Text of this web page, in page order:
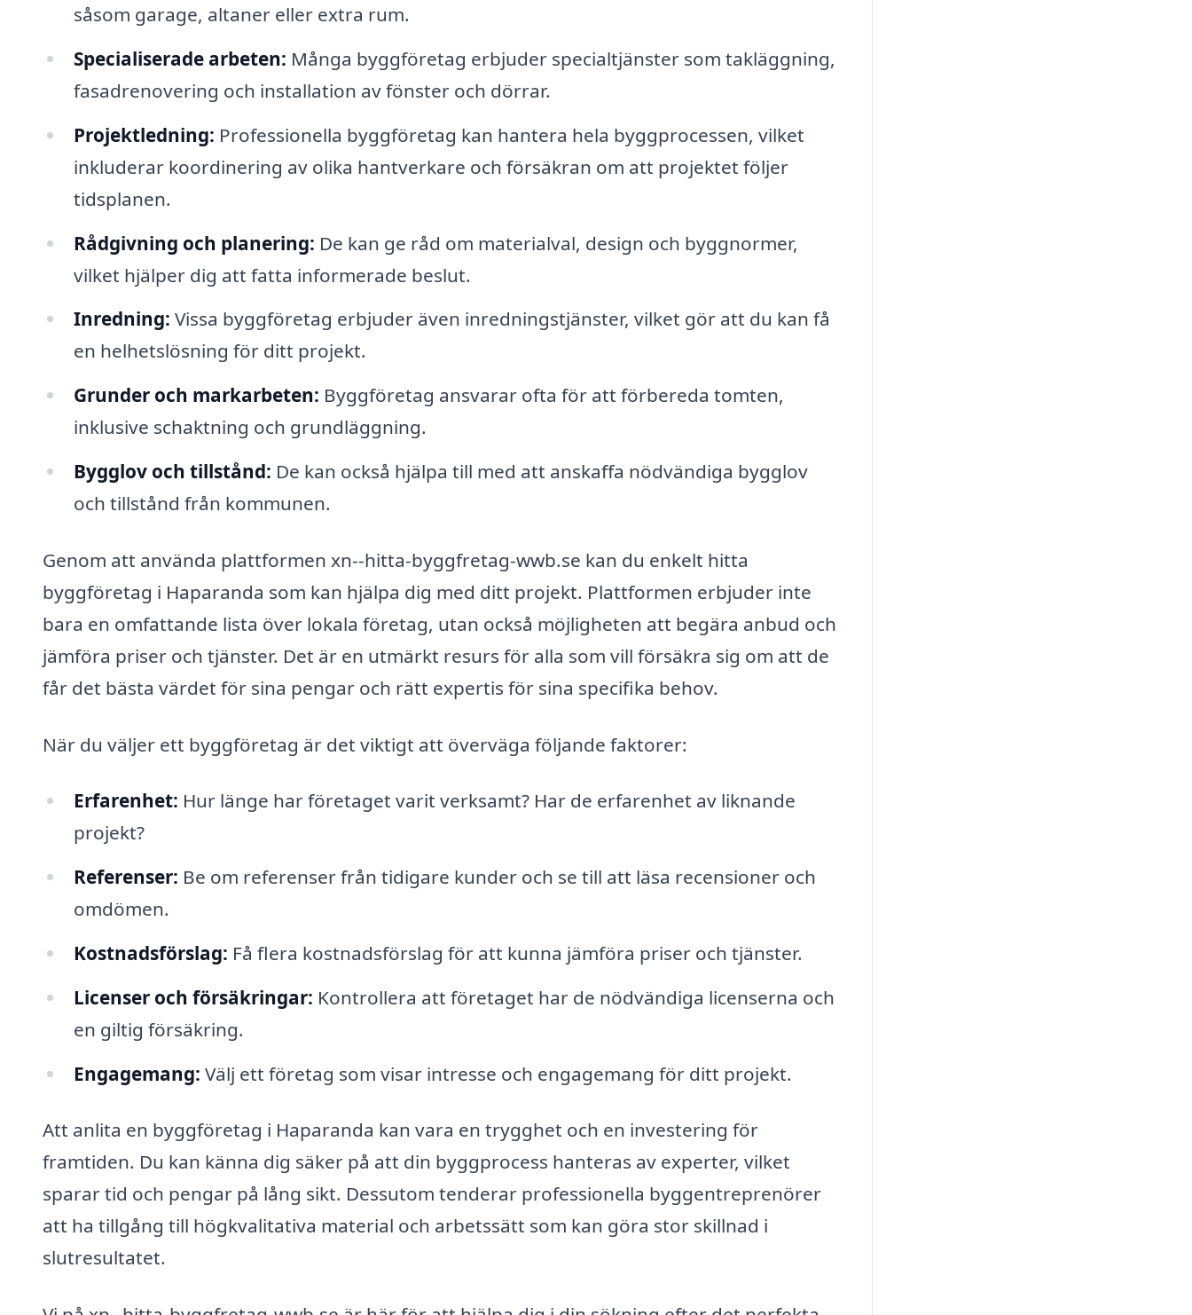
såsom garage, altaner eller extra rum.
Specialiserade arbeten: Många byggföretag erbjuder specialtjänster som takläggning,
fasadrenovering och installation av fönster och dörrar.
Projektledning: Professionella byggföretag kan hantera hela byggprocessen, vilket
inkluderar koordinering av olika hantverkare och försäkran om att projektet följer
tidsplanen.
Rådgivning och planering: De kan ge råd om materialval, design och byggnormer,
vilket hjälper dig att fatta informerade beslut.
Inredning: Vissa byggföretag erbjuder även inredningstjänster, vilket gör att du kan få
en helhetslösning för ditt projekt.
Grunder och markarbeten: Byggföretag ansvarar ofta för att förbereda tomten,
inklusive schaktning och grundläggning.
Bygglov och tillstånd: De kan också hjälpa till med att anskaffa nödvändiga bygglov
och tillstånd från kommunen.
Genom att använda plattformen xn--hitta-byggfretag-wwb.se kan du enkelt hitta
byggföretag i Haparanda som kan hjälpa dig med ditt projekt. Plattformen erbjuder inte
bara en omfattande lista över lokala företag, utan också möjligheten att begära anbud och
jämföra priser och tjänster. Det är en utmärkt resurs för alla som vill försäkra sig om att de
får det bästa värdet för sina pengar och rätt expertis för sina specifika behov.
När du väljer ett byggföretag är det viktigt att överväga följande faktorer:
Erfarenhet: Hur länge har företaget varit verksamt? Har de erfarenhet av liknande
projekt?
Referenser: Be om referenser från tidigare kunder och se till att läsa recensioner och
omdömen.
Kostnadsförslag: Få flera kostnadsförslag för att kunna jämföra priser och tjänster.
Licenser och försäkringar: Kontrollera att företaget har de nödvändiga licenserna och
en giltig försäkring.
Engagemang: Välj ett företag som visar intresse och engagemang för ditt projekt.
Att anlita en byggföretag i Haparanda kan vara en trygghet och en investering för
framtiden. Du kan känna dig säker på att din byggprocess hanteras av experter, vilket
sparar tid och pengar på lång sikt. Dessutom tenderar professionella byggentreprenörer
att ha tillgång till högkvalitativa material och arbetssätt som kan göra stor skillnad i
slutresultatet.